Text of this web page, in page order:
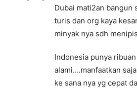
Dubai mati2an bangun
turis dan org kaya
minyak nya sdh
Indonesia punya
alami….manfaatkan
ke sana nya yg cepat